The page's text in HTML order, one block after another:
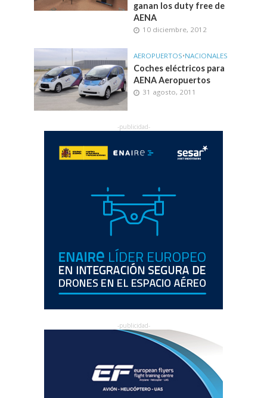
ganan los duty free de
AENA
10 diciembre, 2012
AEROPUERTOS•NACIONALES
Coches eléctricos para
AENA Aeropuertos
31 agosto, 2011